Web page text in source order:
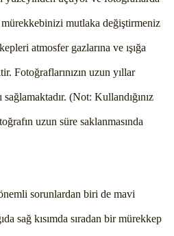
mürekkebinizi mutlaka değiştirmeniz
atmosfer gazlarına ve ışığa
Fotoğraflarınızın uzun yıllar
(Not: Kullandığınız
uzun süre saklanmasında
sorunlardan biri de mavi
sağ kısımda sıradan bir mürekkep